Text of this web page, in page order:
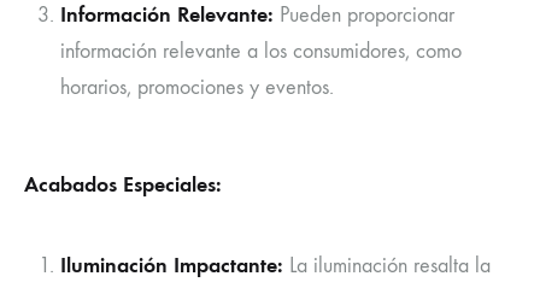
Información Relevante: Pueden proporcionar
información relevante a los consumidores, como
horarios, promociones y eventos.
Acabados Especiales:
Iluminación Impactante: La iluminación resalta la